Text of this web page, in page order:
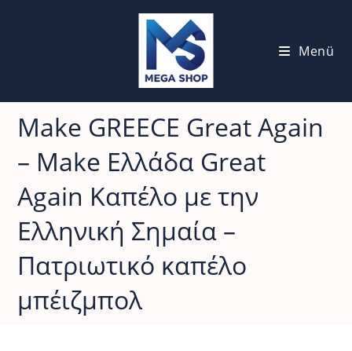
Menü
Make GREECE Great Again
– Make Ελλάδα Great
Again Καπέλο με την
Ελληνική Σημαία –
Πατριωτικό καπέλο
μπέιζμπολ